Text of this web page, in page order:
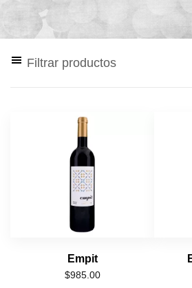
Filtrar productos
Empit
$985.00